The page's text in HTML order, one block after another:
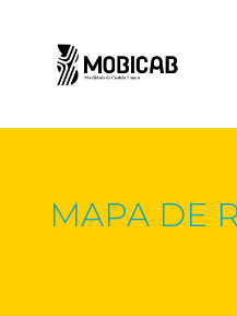
MAPA DE